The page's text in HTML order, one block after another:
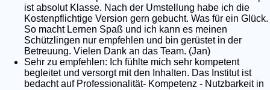
ist absolut Klasse. Nach der Umstellung habe ich die
Kostenpflichtige Version gern gebucht. Was für ein Glück.
So macht Lernen Spaß und ich kann es meinen
Schützlingen nur empfehlen und bin gerüstet in der
Betreuung. Vielen Dank an das Team. (Jan)
Sehr zu empfehlen: Ich fühlte mich sehr kompetent
begleitet und versorgt mit den Inhalten. Das Institut ist
bedacht auf Professionalität- Kompetenz - Nutzbarkeit in